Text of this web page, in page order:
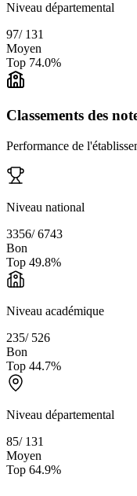
Niveau départemental
97/ 131
Moyen
Top 74.0%
Classements des
Performance de
Niveau national
3356/6743
Bon
Top 49.8%
Niveau académique
235/ 526
Bon
Top 44.7%
Niveau départemental
85/ 131
Moyen
Top 64.9%